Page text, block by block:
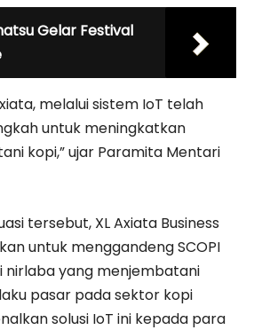
Gelar Festival
melalui sistem IoT telah
untuk meningkatkan
kopi,” ujar Paramita Mentari
tersebut, XL Axiata Business
untuk menggandeng SCOPI
nirlaba yang menjembatani
pasar pada sektor kopi
solusi IoT ini kepada para